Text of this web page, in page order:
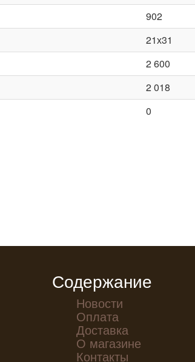
902
21х31
2 600
2 018
0
Содержание
Новости
Оплата
Доставка
О магазине
Контакты